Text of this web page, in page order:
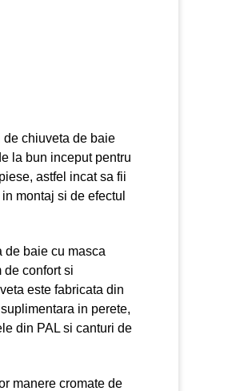
de chiuveta de baie
la bun inceput pentru
astfel incat sa fii
montaj si de efectul
de baie cu masca
de confort si
este fabricata din
in perete,
din PAL si canturi de
manere cromate de